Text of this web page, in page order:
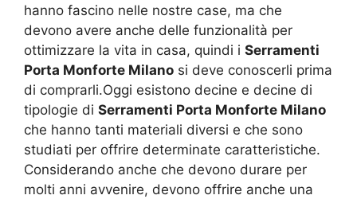
hanno fascino nelle nostre case, ma che
devono avere anche delle funzionalità per
ottimizzare la vita in casa, quindi i Serramenti
Porta Monforte Milano si deve conoscerli prima
di comprarli.Oggi esistono decine e decine di
tipologie di Serramenti Porta Monforte Milano
che hanno tanti materiali diversi e che sono
studiati per offrire determinate caratteristiche.
Considerando anche che devono durare per
molti anni avvenire, devono offrire anche una